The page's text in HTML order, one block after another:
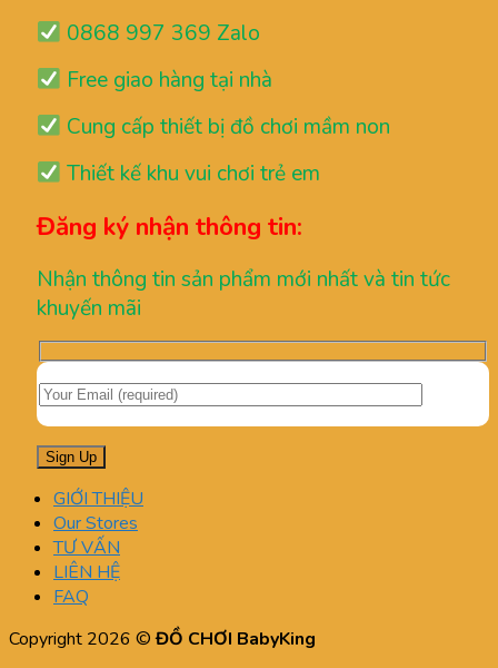
0868 997 369 Zalo
Free giao hàng tại nhà
Cung cấp thiết bị đồ chơi mầm non
Thiết kế khu vui chơi trẻ em
Đăng ký nhận thông tin:
Nhận thông tin sản phẩm mới nhất và tin tức
khuyến mãi
GIỚI THIỆU
Our Stores
TƯ VẤN
LIÊN HỆ
FAQ
Copyright 2026 ©ĐỒ CHƠI BabyKing